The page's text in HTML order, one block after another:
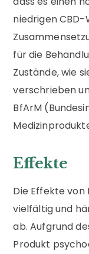
niedrigen CBD-
für die
Zustände, wie
verschrieben
BfArM
Effekte
Die Effekte von
vielfältig und
ab. Aufgrund
Produkt